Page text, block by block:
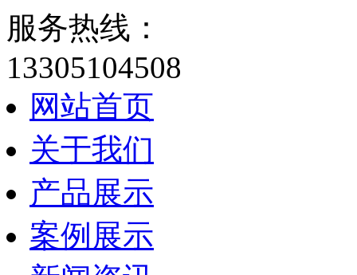
服务热线：
13305104508
网站首页
关于我们
产品展示
案例展示